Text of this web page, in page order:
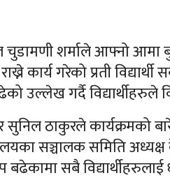
चुडामणी शर्माले आफ्नो
कार्य गरेको प्रती
उल्लेख गर्दै
सुनिल ठाकुरले कार्यक्रमको
सञ्चालक समिति
बढेकामा सबै विद्यार्थीहरुलाई